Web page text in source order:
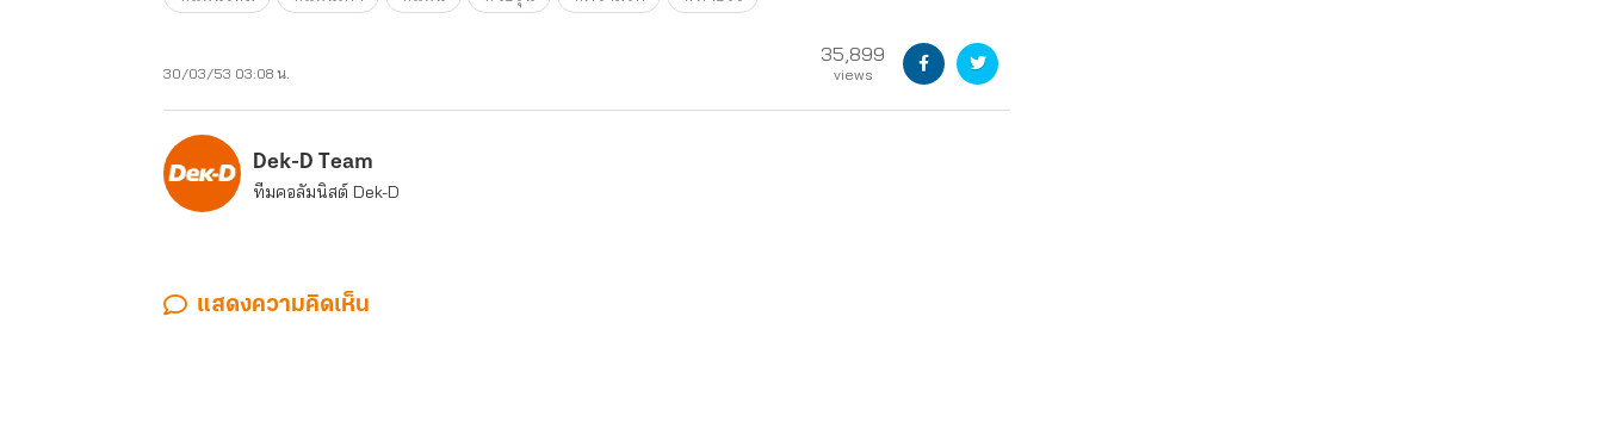
30/03/53 03:08 น.
35,899
views
Dek-D Team
ทีมคอลัมนิสต์ Dek-D
แสดงความคิดเห็น